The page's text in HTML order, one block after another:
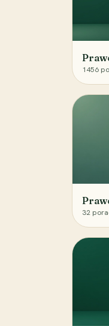
1456
32